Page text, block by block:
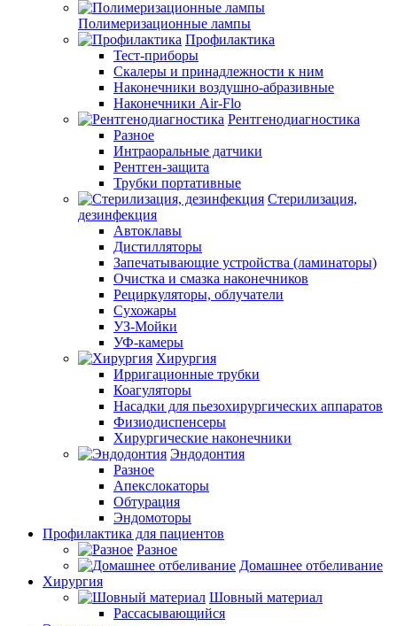
Полимеризационные лампы
Профилактика
Тест-приборы
Скалеры и принадлежности к ним
Наконечники воздушно-абразивные
Наконечники Air-Flo
Рентгенодиагностика
Разное
Интраоральные датчики
Рентген-защита
Трубки портативные
Стерилизация,
дезинфекция
Автоклавы
Дистилляторы
Запечатывающие устройства (ламинаторы)
Очистка и смазка наконечников
Рециркуляторы, облучатели
Сухожары
УЗ-Мойки
УФ-камеры
Хирургия
Ирригационные трубки
Коагуляторы
Насадки для пьезохирургических аппаратов
Физиодиспенсеры
Хирургические наконечники
Эндодонтия
Разное
Апекслокаторы
Обтурация
Эндомоторы
Профилактика для пациентов
Разное
Домашнее отбеливание
Хирургия
Шовный материал
Рассасывающийся